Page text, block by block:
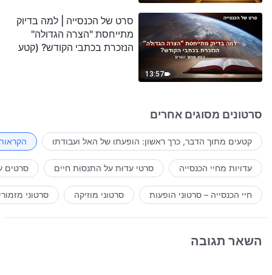
13:57
סרט של הכנסייה | למה בדיוק
מתייחסת "הצרה הגדולה"
הנזכרת בכתבי הקודש? (קטע
סרטונים מסוגים אחרים
קטעים מתוך הדבר, כרך ראשון: הופעתו של האל ועבודתו
עדויות מחיי הכנסייה סרטי עדוּת על התנסוּת חיים סרטים
חיי הכנסייה – סרטוני הופעות סרטוני מוזיקה סרטוני
השאר תגובה